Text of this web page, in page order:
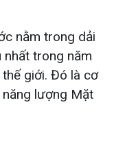
nằm trong dải
nhất trong năm
giới. Đó là cơ
lượng Mặt